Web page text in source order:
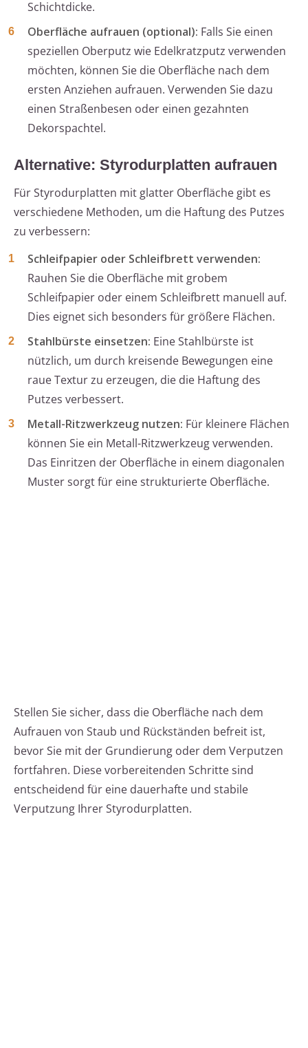
Schichtdicke.
Oberfläche aufrauen (optional): Falls Sie einen
speziellen Oberputz wie Edelkratzputz verwenden
möchten, können Sie die Oberfläche nach dem
ersten Anziehen aufrauen. Verwenden Sie dazu
einen Straßenbesen oder einen gezahnten
Dekorspachtel.
Alternative: Styrodurplatten aufrauen
Für Styrodurplatten mit glatter Oberfläche gibt es
verschiedene Methoden, um die Haftung des Putzes
zu verbessern:
Schleifpapier oder Schleifbrett verwenden:
Rauhen Sie die Oberfläche mit grobem
Schleifpapier oder einem Schleifbrett manuell auf.
Dies eignet sich besonders für größere Flächen.
Stahlbürste einsetzen: Eine Stahlbürste ist
nützlich, um durch kreisende Bewegungen eine
raue Textur zu erzeugen, die die Haftung des
Putzes verbessert.
Metall-Ritzwerkzeug nutzen: Für kleinere Flächen
können Sie ein Metall-Ritzwerkzeug verwenden.
Das Einritzen der Oberfläche in einem diagonalen
Muster sorgt für eine strukturierte Oberfläche.
Stellen Sie sicher, dass die Oberfläche nach dem
Aufrauen von Staub und Rückständen befreit ist,
bevor Sie mit der Grundierung oder dem Verputzen
fortfahren. Diese vorbereitenden Schritte sind
entscheidend für eine dauerhafte und stabile
Verputzung Ihrer Styrodurplatten.